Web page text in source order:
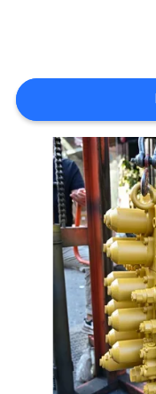
TOUS
DEMANDE
DE
SOUMISSION
PLAN